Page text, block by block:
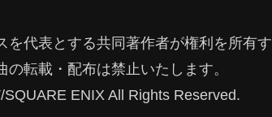
を代表とする共同著作者が権利を所有す
転載・配布は禁止いたします。
ENIX All Rights Reserved.